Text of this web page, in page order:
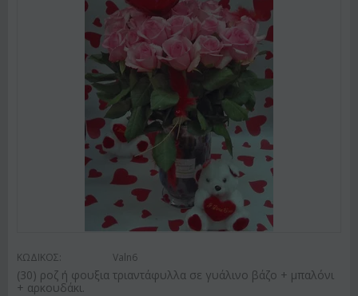
ΚΩΔΙΚΟΣ: Valn6
(30) ροζ ή φουξια τριαντάφυλλα σε γυάλινο βάζο + μπαλόνι
+ αρκουδάκι.